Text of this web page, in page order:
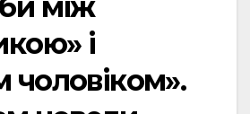
між
і